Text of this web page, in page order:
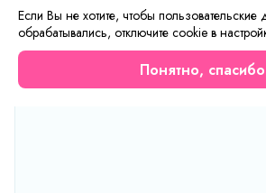
Если Вы не хотите, чтобы
обрабатывались, отключите cookie в
Понятно, спасибо